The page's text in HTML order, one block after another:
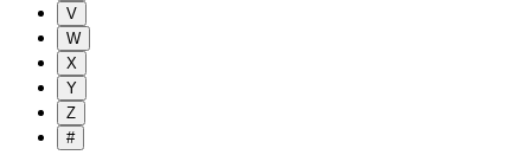
V
W
X
Y
Z
#